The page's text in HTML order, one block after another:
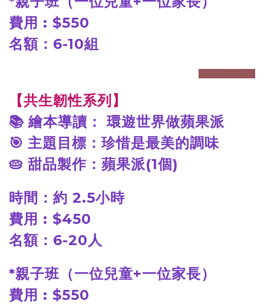
費用 : $550
名額：6-10組
【共生韌性系列】
📚 繪本導讀： 環遊世界做蘋果派
🎯 主題目標：珍惜是最美的調味
🥧 甜品製作：蘋果派(1個)
時間：約 2.5小時
費用 : $450
名額：6-20人
*親子班（一位兒童+一位家長）
費用 : $550